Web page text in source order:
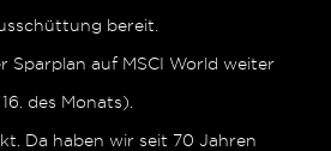
bereit.
Sparplan auf MSCI World weiter
des Monats).
Da haben wir seit 70 Jahren